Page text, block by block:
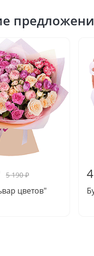
5 190 ₽
цветов"